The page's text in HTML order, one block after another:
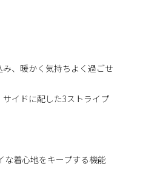
、暖かく気持ちよく過ごせ
イドに配した3ストライプ
な着心地をキープする機能